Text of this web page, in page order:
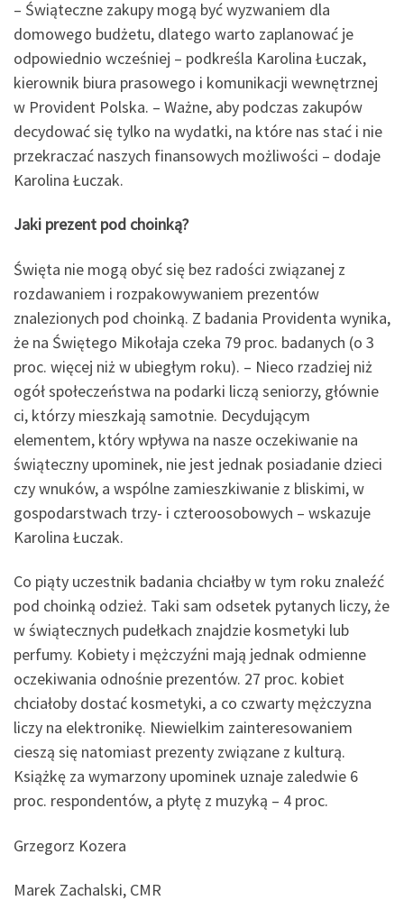
– Świąteczne zakupy mogą być wyzwaniem dla
domowego budżetu, dlatego warto zaplanować je
odpowiednio wcześniej – podkreśla Karolina Łuczak,
kierownik biura prasowego i komunikacji wewnętrznej
w Provident Polska. – Ważne, aby podczas zakupów
decydować się tylko na wydatki, na które nas stać i nie
przekraczać naszych finansowych możliwości – dodaje
Karolina Łuczak.
Jaki prezent pod choinką?
Święta nie mogą obyć się bez radości związanej z
rozdawaniem i rozpakowywaniem prezentów
znalezionych pod choinką. Z badania Providenta wynika,
że na Świętego Mikołaja czeka 79 proc. badanych (o 3
proc. więcej niż w ubiegłym roku). – Nieco rzadziej niż
ogół społeczeństwa na podarki liczą seniorzy, głównie
ci, którzy mieszkają samotnie. Decydującym
elementem, który wpływa na nasze oczekiwanie na
świąteczny upominek, nie jest jednak posiadanie dzieci
czy wnuków, a wspólne zamieszkiwanie z bliskimi, w
gospodarstwach trzy- i czteroosobowych – wskazuje
Karolina Łuczak.
Co piąty uczestnik badania chciałby w tym roku znaleźć
pod choinką odzież. Taki sam odsetek pytanych liczy, że
w świątecznych pudełkach znajdzie kosmetyki lub
perfumy. Kobiety i mężczyźni mają jednak odmienne
oczekiwania odnośnie prezentów. 27 proc. kobiet
chciałoby dostać kosmetyki, a co czwarty mężczyzna
liczy na elektronikę. Niewielkim zainteresowaniem
cieszą się natomiast prezenty związane z kulturą.
Książkę za wymarzony upominek uznaje zaledwie 6
proc. respondentów, a płytę z muzyką – 4 proc.
Grzegorz Kozera
Marek Zachalski, CMR